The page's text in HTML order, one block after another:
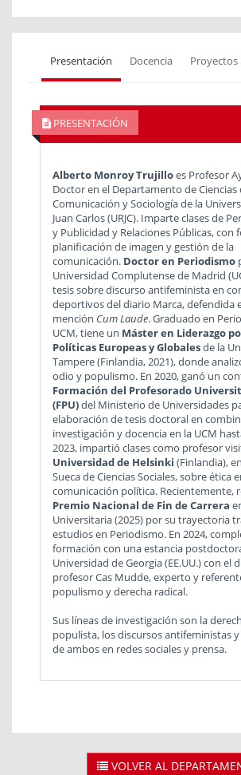
Presentación Docencia Proyectos
PRESENTACIÓN
Alberto Monroy Trujilloes Profesor
Doctor en el Departamento de Ciencias
Comunicación y Sociología de la
Juan Carlos (URJC). Imparte clases de
y Publicidad y Relaciones Públicas, con
planificación de imagen y gestión de la
comunicación. Doctor en Periodismo
Universidad Complutense de Madrid
tesis sobre discurso antifeminista en
deportivos del diario Marca, defendida
mención Cum Laude. Graduado en
UCM, tiene un Máster en Liderazgo
Políticas Europeas y Globalesde la
Tampere (Finlandia, 2021), donde
odio y populismo. En 2020, ganó un
Formación del Profesorado
(FPU)del Ministerio de Universidades
elaboración de tesis doctoral en
investigación y docencia en la UCM
2023, impartió clases como profesor
Universidad de Helsinki (Finlandia),
Sueca de Ciencias Sociales, sobre ética
comunicación política. Recientemente,
Premio Nacional de Fin de Carrera
Universitaria (2025) por su trayectoria
estudios en Periodismo. En 2024,
formación con una estancia
Universidad de Georgia (EE.UU.) con el
profesor Cas Mudde, experto y
populismo y derecha radical.
Sus líneas de investigación son la
populista, los discursos antifeministas
de ambos en redes sociales y prensa.
VOLVER AL